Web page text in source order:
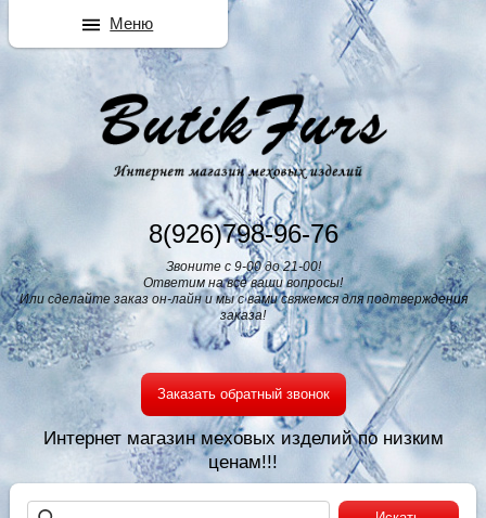
8(926)798-96-76
Звоните с 9-00 до 21-00!
Ответим на все ваши вопросы!
Или сделайте заказ он-лайн и мы с вами свяжемся для подтверждения
заказа!
Заказать обратный звонок
Интернет магазин меховых изделий по низким
ценам!!!
Меню